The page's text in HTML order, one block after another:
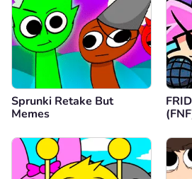
Sprunki Retake But
Memes